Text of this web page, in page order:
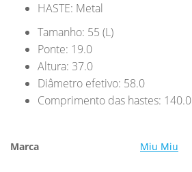
HASTE: Metal
Tamanho: 55 (L)
Ponte: 19.0
Altura: 37.0
Diâmetro efetivo: 58.0
Comprimento das hastes: 140.0
Marca Miu Miu